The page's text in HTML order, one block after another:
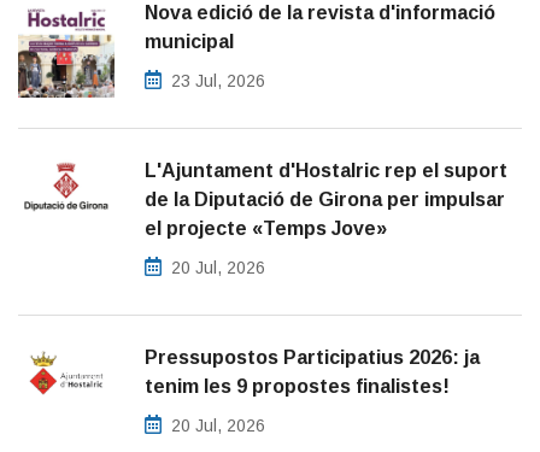
Nova edició de la revista d'informació
municipal
23 Jul, 2026
L'Ajuntament d'Hostalric rep el suport
de la Diputació de Girona per impulsar
el projecte «Temps Jove»
20 Jul, 2026
Pressupostos Participatius 2026: ja
tenim les 9 propostes finalistes!
20 Jul, 2026